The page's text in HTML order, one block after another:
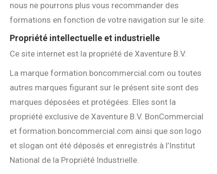
nous ne pourrons plus vous recommander des
formations en fonction de votre navigation sur le site.
Propriété intellectuelle et industrielle
Ce site internet est la propriété de Xaventure B.V.
La marque formation.boncommercial.com ou toutes
autres marques figurant sur le présent site sont des
marques déposées et protégées. Elles sont la
propriété exclusive de Xaventure B.V. BonCommercial
et formation.boncommercial.com ainsi que son logo
et slogan ont été déposés et enregistrés à l’Institut
National de la Propriété Industrielle.